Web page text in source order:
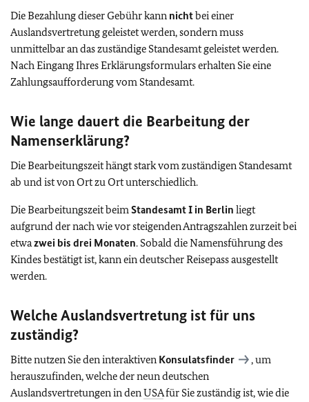
Die Bezahlung dieser Gebühr kann nichtbei einer
Auslandsvertretung geleistet werden, sondern muss
unmittelbar an das zuständige Standesamt geleistet werden.
Nach Eingang Ihres Erklärungsformulars erhalten Sie eine
Zahlungsaufforderung vom Standesamt.
Wie lange dauert die Bearbeitung der
Namenserklärung?
Die Bearbeitungszeit hängt stark vom zuständigen Standesamt
ab und ist von Ort zu Ort unterschiedlich.
Die Bearbeitungszeit beimStandesamt I in Berlin liegt
aufgrund der nach wie vor steigenden Antragszahlen zurzeit bei
etwazwei bis drei Monaten. Sobald die Namensführung des
Kindes bestätigt ist, kann ein deutscher Reisepass ausgestellt
werden.
Welche Auslandsvertretung ist für uns
zuständig?
Bitte nutzen Sie den interaktiven Konsulatsfinder
, um
herauszufinden, welche der neun deutschen
Auslandsvertretungen in denUSAfür Sie zuständig ist, wie die